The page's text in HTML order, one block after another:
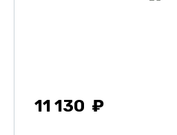
11 130